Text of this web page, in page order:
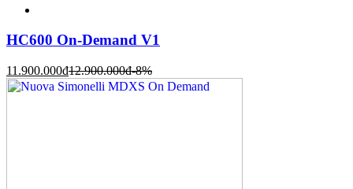
HC600 On-Demand V1
11.900.000đ12.900.000đ-8%